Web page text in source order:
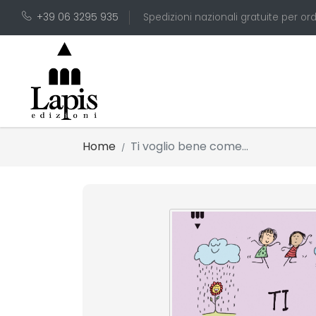
+39 06 3295 935 Spedizioni nazionali gratuite per
Home Ti voglio bene come...